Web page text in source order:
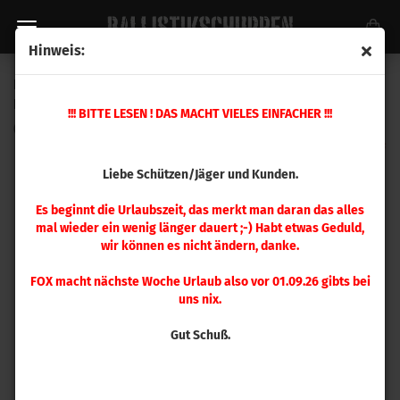
Hinweis:
!!! BITTE LESEN ! DAS MACHT VIELES EINFACHER !!!
Liebe Schützen/Jäger und Kunden.
Es beginnt die Urlaubszeit, das merkt man daran das alles
mal wieder ein wenig länger dauert ;-) Habt etwas Geduld,
wir können es nicht ändern, danke.
FOX macht nächste Woche Urlaub also vor 01.09.26 gibts bei
uns nix.
Gut Schuß.